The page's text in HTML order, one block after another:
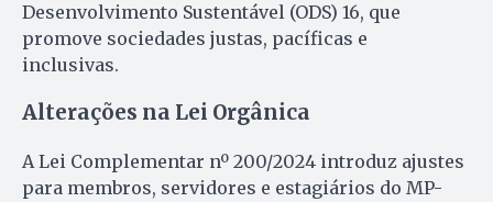
Desenvolvimento Sustentável (ODS) 16, que
promove sociedades justas, pacíficas e
inclusivas.
Alterações na Lei Orgânica
A Lei Complementar nº 200/2024 introduz ajustes
para membros, servidores e estagiários do MP-